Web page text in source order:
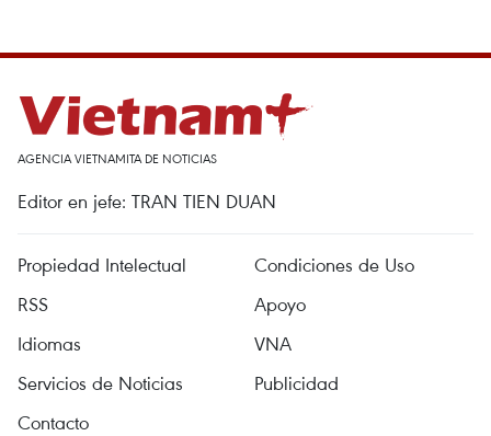
AGENCIA VIETNAMITA DE NOTICIAS
Editor en jefe: TRAN TIEN DUAN
Propiedad Intelectual
Condiciones de Uso
RSS
Apoyo
Idiomas
VNA
Servicios de Noticias
Publicidad
Contacto